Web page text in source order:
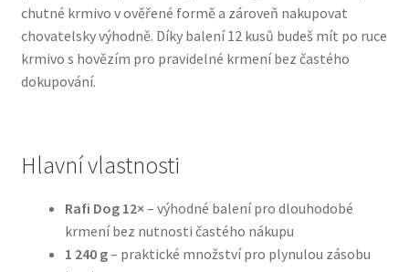
Bozita pro psy — Švédské krmivo s nordickou kvalitou
Brit pro psy
Natural Trainer pro psy — Italské krmivo s
Happy Dog — Německá kvalita a přirozené složení
chutné krmivo v ověřené formě a zároveň nakupovat
chovatelsky výhodně. Díky balení 12 kusů budeš mít po ruce
krmivo s hovězím pro pravidelné krmení bez častého
dokupování.
Hlavní vlastnosti
Rafi Dog 12×– výhodné balení pro dlouhodobé
krmení bez nutnosti častého nákupu
1 240 g– praktické množství pro plynulou zásobu